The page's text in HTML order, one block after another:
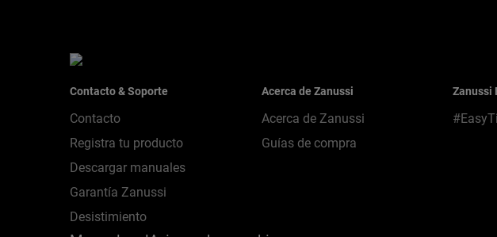
Contacto & Soporte
Contacto
Registra tu producto
Descargar manuales
Garantía Zanussi
Desistimiento
Acerca de Zanussi
Acerca de Zanussi
Guías de compra
Zanussi